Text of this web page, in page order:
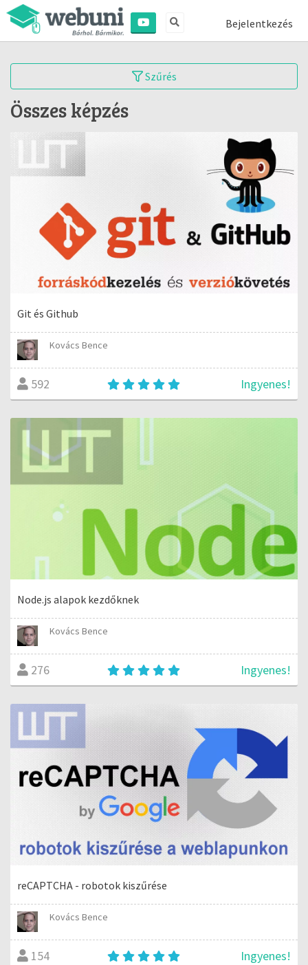
Bejelentkezés
Szűrés
Összes képzés
Git és Github
Kovács Bence
592 Ingyenes!
Node.js alapok kezdőknek
Kovács Bence
276 Ingyenes!
reCAPTCHA - robotok kiszűrése
Kovács Bence
154 Ingyenes!